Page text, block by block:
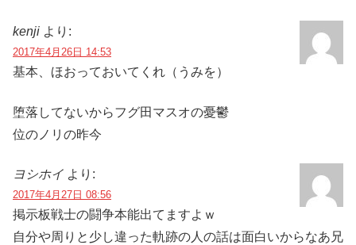
kenji より:
2017年4月26日 14:53
基本、ほおっておいてくれ（うみを）
堕落してないからフグ田マスオの憂鬱
位のノリの昨今
ヨシホイ より:
2017年4月27日 08:56
掲示板戦士の闘争本能出てますよｗ
自分や周りと少し違った軌跡の人の話は面白いからなあ兄